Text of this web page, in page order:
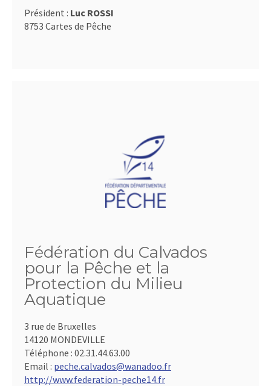
Président : Luc ROSSI
8753 Cartes de Pêche
Fédération du Calvados
pour la Pêche et la
Protection du Milieu
Aquatique
3 rue de Bruxelles
14120 MONDEVILLE
Téléphone : 02.31.44.63.00
Email : peche.calvados@wanadoo.fr
http://www.federation-peche14.fr